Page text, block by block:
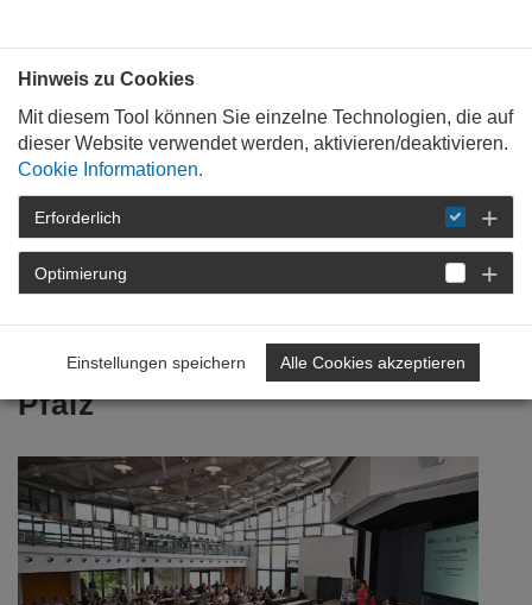
STARTSEITE
DETAIL
27. Vergabetag Rheinland-
Pfalz
Hinweis zu Cookies
Mit diesem Tool können Sie einzelne Technologien, die auf
dieser Website verwendet werden, aktivieren/deaktivieren.
Cookie Informationen.
Erforderlich
Optimierung
Einstellungen speichern Alle Cookies akzeptieren